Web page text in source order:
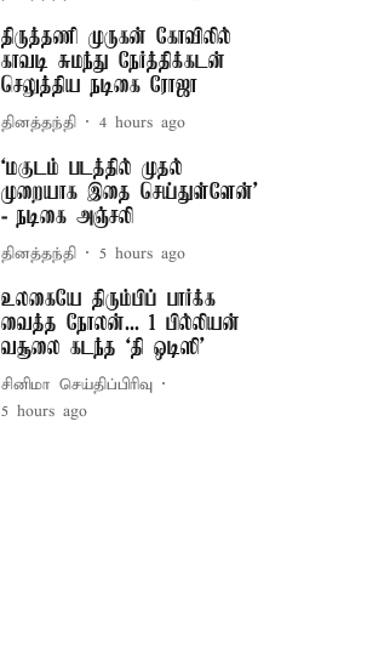
திருத்தணி முருகன் கோவிலில்
காவடி சுமந்து நேர்த்திக்கடன்
செலுத்திய நடிகை ரோஜா
தினத்தந்தி 4 hours ago
‘மகுடம் படத்தில் முதல்
முறையாக இதை செய்துள்ளேன்’
- நடிகை அஞ்சலி
தினத்தந்தி 5 hours ago
உலகையே திரும்பிப் பார்க்க
வைத்த நோலன்... 1 பில்லியன்
வசூலை கடந்த ‘தி ஒடிஸி’
சினிமா செய்திப்பிரிவு
5 hours ago